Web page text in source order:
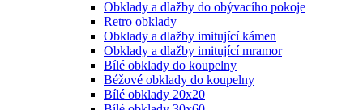
Obklady a dlažby do obývacího pokoje
Retro obklady
Obklady a dlažby imitující kámen
Obklady a dlažby imitující mramor
Bílé obklady do koupelny
Béžové obklady do koupelny
Bílé obklady 20x20